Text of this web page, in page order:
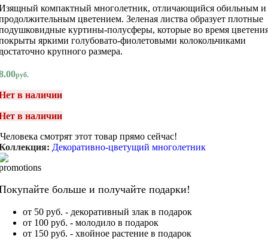
компактный многолетник, отличающийся обильным и
цветением. Зеленая листва образует плотные
куртины-полусферы, которые во время
яркими голубовато-фиолетовыми колокольчиками
крупного размера.
руб.
в наличии
в наличии
Человека смотрят этот товар прямо сейчас!
Декоративно-цветущий многолетник
больше и получайте подарки!
от 50 руб. - декоративный злак в подарок
от 100 руб. - молодило в подарок
от 150 руб. - хвойное растение в подарок